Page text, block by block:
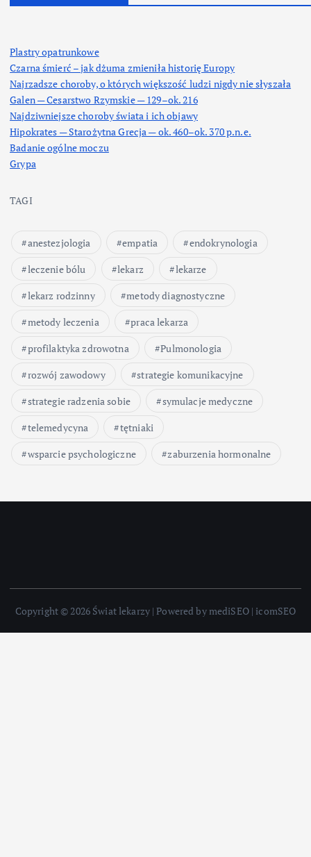
Plastry opatrunkowe
Czarna śmierć – jak dżuma zmieniła historię Europy
Najrzadsze choroby, o których większość ludzi nigdy nie słyszała
Galen — Cesarstwo Rzymskie — 129–ok. 216
Najdziwniejsze choroby świata i ich objawy
Hipokrates — Starożytna Grecja — ok. 460–ok. 370 p.n.e.
Badanie ogólne moczu
Grypa
TAGI
anestezjologia empatia
endokrynologia
leczenie bólu
lekarz
lekarze
lekarz rodzinny
metody diagnostyczne
metody leczenia
praca lekarza
profilaktyka zdrowotna
Pulmonologia
rozwój zawodowy
strategie komunikacyjne
strategie radzenia sobie
symulacje medyczne
telemedycyna
tętniaki
wsparcie psychologiczne
zaburzenia hormonalne
Copyright © 2026 Świat lekarzy | Powered by mediSEO | icomSEO